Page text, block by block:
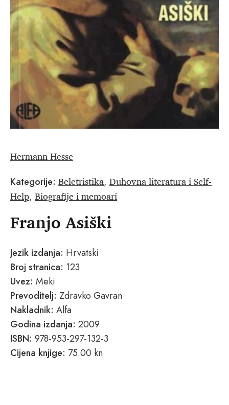
Hermann Hesse
Kategorije: Beletristika, Duhovna literatura i Self-
Help, Biografije i memoari
Franjo Asiški
Jezik izdanja: Hrvatski
Broj stranica: 123
Uvez: Meki
Prevoditelj: Zdravko Gavran
Nakladnik: Alfa
Godina izdanja: 2009
ISBN: 978-953-297-132-3
Cijena knjige: 75.00 kn